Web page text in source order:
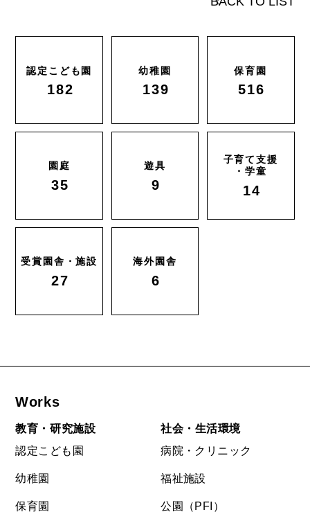
認定こども園
182
幼稚園
139
保育園
516
園庭
35
遊具
9
子育て支援
・学童
14
受賞園舎・施設
27
海外園舎
6
Works
教育・研究施設
認定こども園
幼稚園
保育園
社会・生活環境
病院・クリニック
福祉施設
公園（PFI）